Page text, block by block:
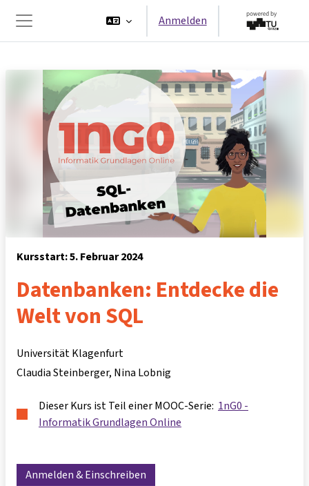
Website-Übersicht
Anmelden
Kursstart: 5. Februar 2024
Datenbanken: Entdecke die
Welt von SQL
Universität Klagenfurt
Claudia Steinberger Nina Lobnig
Dieser Kurs ist Teil einer MOOC-Serie: 1nG0 -
Informatik Grundlagen Online
Anmelden & Einschreiben